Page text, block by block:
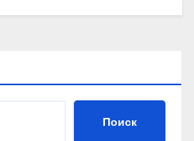
Поиск